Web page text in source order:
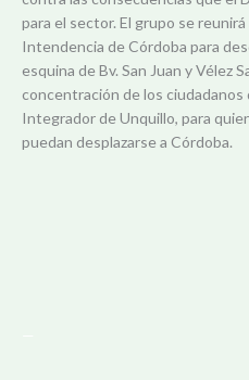
para el sector. El grupo se reunirá
Intendencia de Córdoba para
esquina de Bv. San Juan y Vélez
concentración de los ciudadanos
Integrador de Unquillo, para
puedan desplazarse a Córdoba.